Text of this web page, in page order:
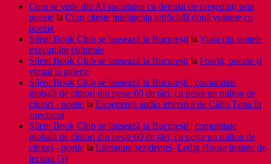
Cum se vede din AI societatea cu demisii de președinți prin
poezie la Cum citește inteligența artificială două volume cu
poezie
Silent Book Club se lansează la București la Viaţa din spatele
execuţiilor culturale
Silent Book Club se lansează la București la Foarţă, poezie şi
vizual la galerie
Silent Book Club se lansează la București | comunitate
globală de cititori din peste 60 de țări, cu peste un milion de
cititori - poetic la Experiență audio imersivă de Călin Țopa în
spectacol
Silent Book Club se lansează la București | comunitate
globală de cititori din peste 60 de țări, cu peste un milion de
cititori - poetic la Literatura rezidenţei- Ledig House inainte de
lectura (3)